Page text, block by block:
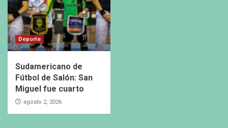
Deporte
Sudamericano de
Fútbol de Salón: San
Miguel fue cuarto
agosto 2, 2026